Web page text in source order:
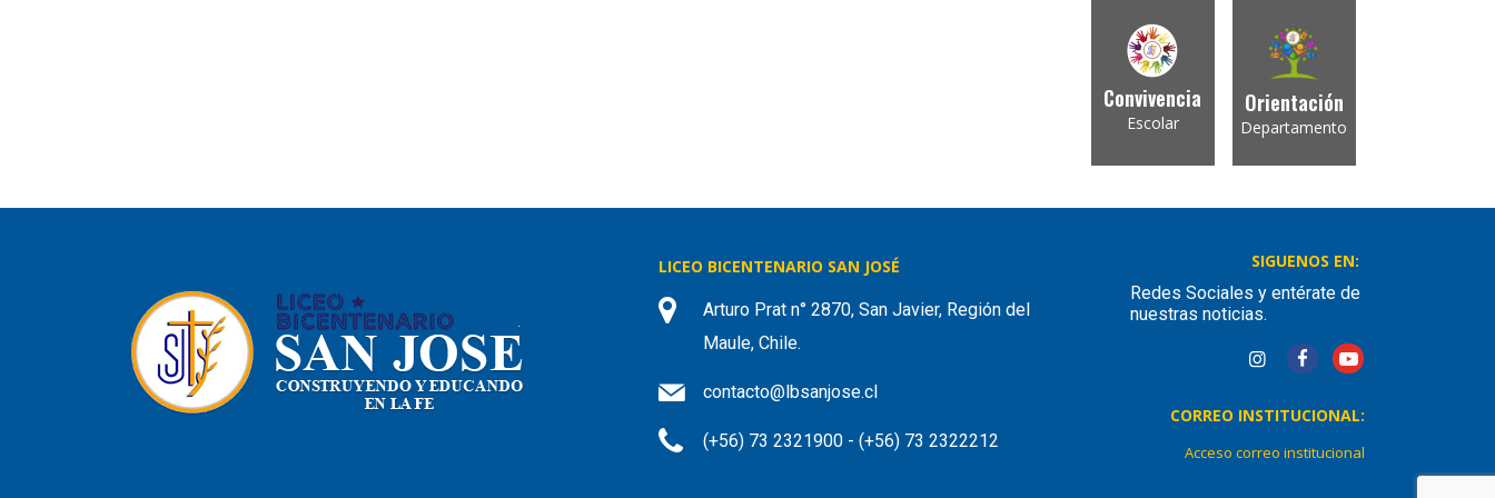
Convivencia
Escolar
Orientación
Departamento
LICEO BICENTENARIO SAN JOSÉ
Arturo Prat n° 2870, San Javier, Región del
Maule, Chile.
contacto@lbsanjose.cl
(+56) 73 2321900 - (+56) 73 2322212
SIGUENOS EN:
Redes Sociales y entérate de
nuestras noticias.
CORREO INSTITUCIONAL:
Acceso correo institucional